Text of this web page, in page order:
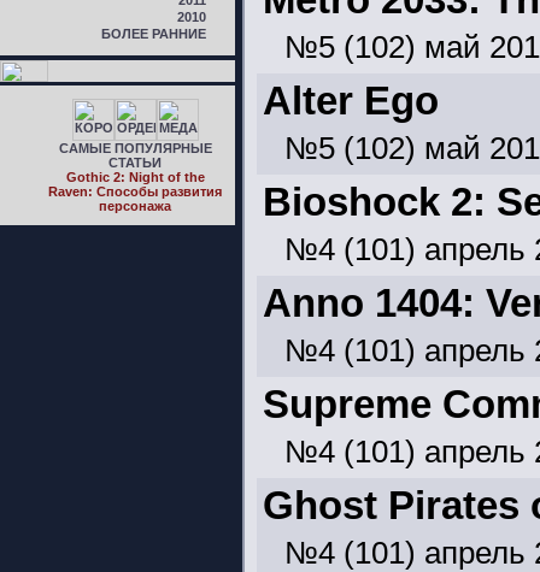
2010
БОЛЕЕ РАННИЕ
САМЫЕ ПОПУЛЯРНЫЕ
СТАТЬИ
Gothic 2: Night of the
Raven: Способы развития
персонажа
№5 (102) май
Alter Ego
№5 (102) май
Bioshock 2:
№4 (101) апрель
Anno 1404:
№4 (101) апрель
Supreme
№4 (101) апрель
Ghost Pirates
№4 (101) апрель